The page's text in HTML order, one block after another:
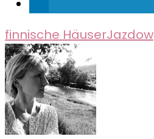
finnische HäuserJazdow